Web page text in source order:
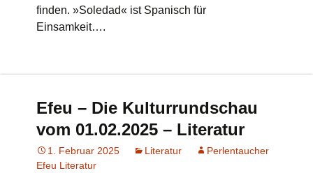
finden. »Soledad« ist Spanisch für
Einsamkeit….
Efeu – Die Kulturrundschau
vom 01.02.2025 – Literatur
1. Februar 2025 Literatur
Perlentaucher
Efeu Literatur